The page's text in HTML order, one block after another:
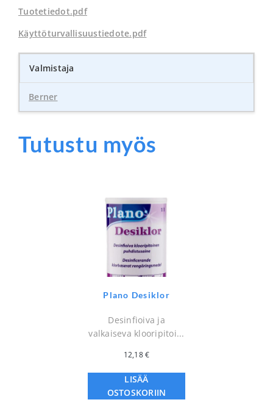
Tuotetiedot.pdf
Käyttöturvallisuustiedote.pdf
Valmistaja
Berner
Tutustu myös
Plano Desiklor
Desinfioiva ja
valkaiseva klooripitoi...
12,18€
LISÄÄ
OSTOSKORIIN